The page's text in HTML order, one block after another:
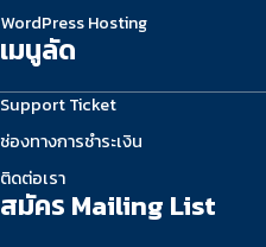
WordPress Hosting
เมนูลัด
Support Ticket
ช่องทางการชำระเงิน
ติดต่อเรา
สมัคร Mailing List